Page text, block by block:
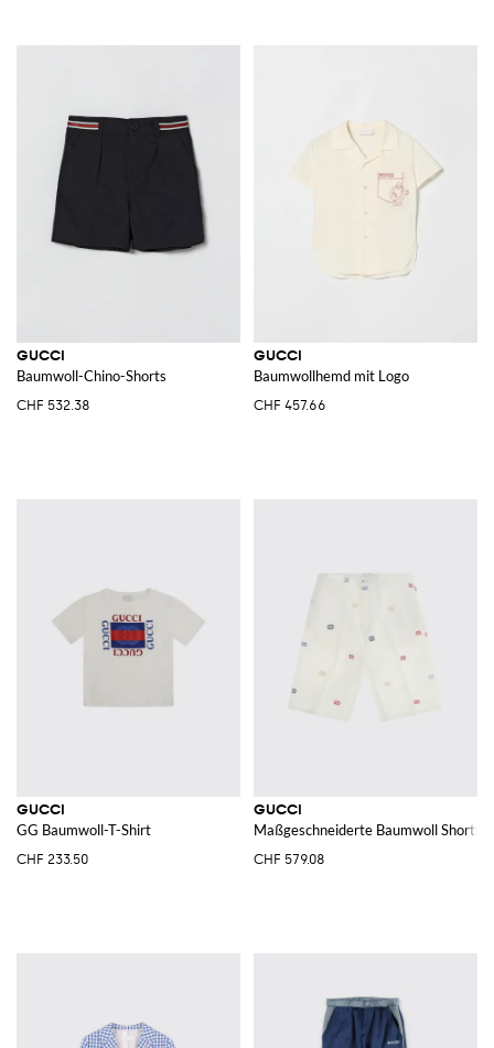
GUCCI
Baumwoll-Chino-Shorts
CHF 532.38
GUCCI
Baumwollhemd mit Logo
CHF 457.66
GUCCI
GG Baumwoll-T-Shirt
CHF 233.50
GUCCI
Maßgeschneiderte Baumwoll Shorts
CHF 579.08